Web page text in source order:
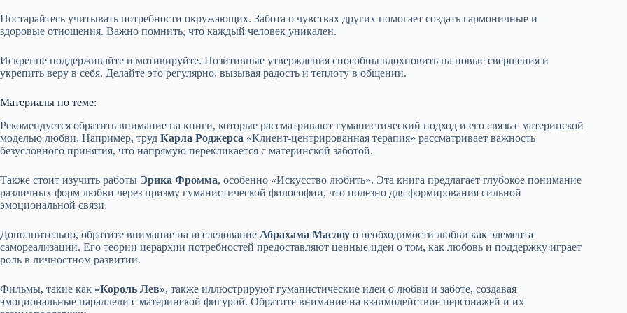
Постарайтесь учитывать потребности окружающих. Забота о чувствах других помогает создать гармоничные и
здоровые отношения. Важно помнить, что каждый человек уникален.
Искренне поддерживайте и мотивируйте. Позитивные утверждения способны вдохновить на новые свершения и
укрепить веру в себя. Делайте это регулярно, вызывая радость и теплоту в общении.
Материалы по теме:
Рекомендуется обратить внимание на книги, которые рассматривают гуманистический подход и его связь с материнской
моделью любви. Например, труд Карла Роджерса «Клиент-центрированная терапия» рассматривает важность
безусловного принятия, что напрямую перекликается с материнской заботой.
Также стоит изучить работы Эрика Фромма, особенно «Искусство любить». Эта книга предлагает глубокое понимание
различных форм любви через призму гуманистической философии, что полезно для формирования сильной
эмоциональной связи.
Дополнительно, обратите внимание на исследование Абрахама Маслоу о необходимости любви как элемента
самореализации. Его теории иерархии потребностей предоставляют ценные идеи о том, как любовь и поддержку играет
роль в личностном развитии.
Фильмы, такие как «Король Лев», также иллюстрируют гуманистические идеи о любви и заботе, создавая
эмоциональные параллели с материнской фигурой. Обратите внимание на взаимодействие персонажей и их